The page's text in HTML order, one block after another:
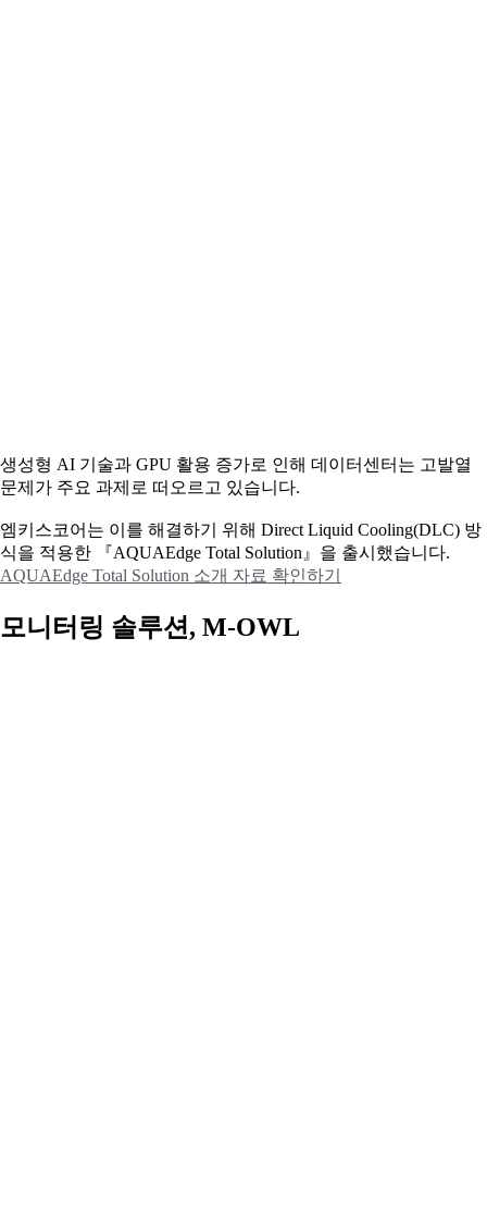
생성형 AI 기술과 GPU 활용 증가로 인해 데이터센터는 고발열
문제가 주요 과제로 떠오르고 있습니다.
엠키스코어는 이를 해결하기 위해 Direct Liquid Cooling(DLC) 방
식을 적용한 『AQUAEdge Total Solution』을 출시했습니다.
AQUAEdge Total Solution 소개 자료 확인하기
모니터링 솔루션, M-OWL